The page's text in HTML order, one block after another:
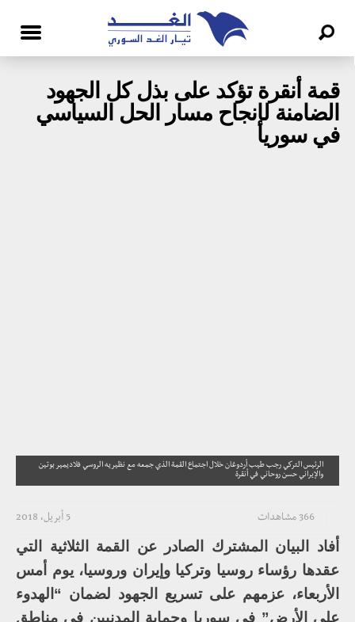
قمة أنقرة تؤكد على بذل كل الجهود
الضامنة لإنجاح مسار الحل السياسي
في سوريا
الرئيس التركي رجب طيب أردوغان خلال اجتماع القمة الذي جمعه مع نظيريه الروسي فلاديمير بوتين
والإيراني حسن روحاني في أنقرة
5 أبريل، 2018 366 مشاهدات
أفاد البيان المشترك الصادر عن القمة الثلاثية التي
عقدها رؤساء روسيا وتركيا وإيران وروسيا، يوم أمس
الأربعاء، عزمهم على تسريع الجهود لضمان “الهدوء
على الأرض” في سوريا وحماية المدنيين في مناطق